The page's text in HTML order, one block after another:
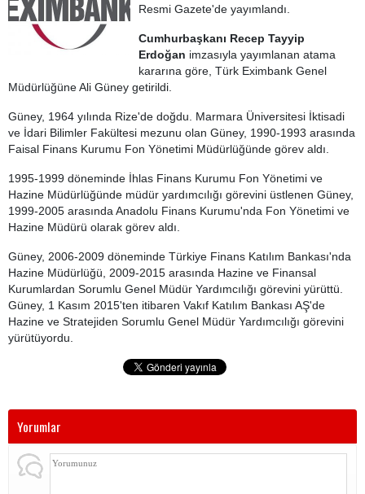
Resmi Gazete'de yayımlandı.
Cumhurbaşkanı Recep Tayyip
Erdoğan imzasıyla yayımlanan atama
kararına göre, Türk Eximbank Genel
Müdürlüğüne Ali Güney getirildi.
Güney, 1964 yılında Rize'de doğdu. Marmara Üniversitesi İktisadi
ve İdari Bilimler Fakültesi mezunu olan Güney, 1990-1993 arasında
Faisal Finans Kurumu Fon Yönetimi Müdürlüğünde görev aldı.
1995-1999 döneminde İhlas Finans Kurumu Fon Yönetimi ve
Hazine Müdürlüğünde müdür yardımcılığı görevini üstlenen Güney,
1999-2005 arasında Anadolu Finans Kurumu'nda Fon Yönetimi ve
Hazine Müdürü olarak görev aldı.
Güney, 2006-2009 döneminde Türkiye Finans Katılım Bankası'nda
Hazine Müdürlüğü, 2009-2015 arasında Hazine ve Finansal
Kurumlardan Sorumlu Genel Müdür Yardımcılığı görevini yürüttü.
Güney, 1 Kasım 2015'ten itibaren Vakıf Katılım Bankası AŞ'de
Hazine ve Stratejiden Sorumlu Genel Müdür Yardımcılığı görevini
yürütüyordu.
Yorumlar